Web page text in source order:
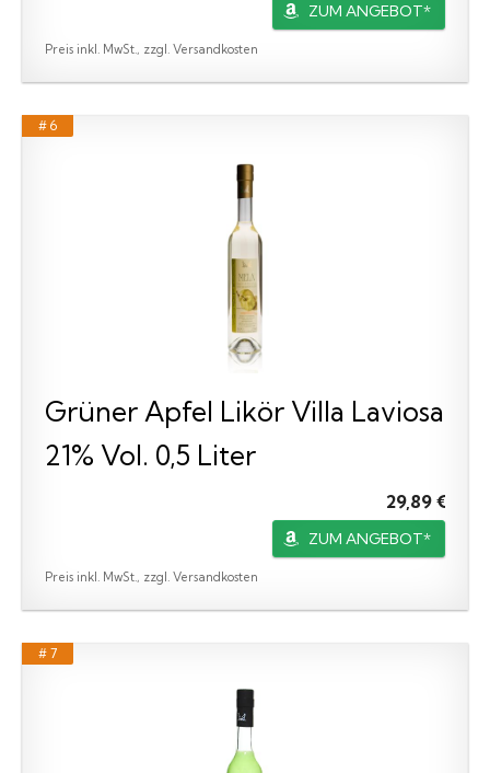
ZUM ANGEBOT*
Preis inkl. MwSt., zzgl. Versandkosten
# 6
Grüner Apfel Likör Villa Laviosa
21% Vol. 0,5 Liter
29,89 €
ZUM ANGEBOT*
Preis inkl. MwSt., zzgl. Versandkosten
# 7